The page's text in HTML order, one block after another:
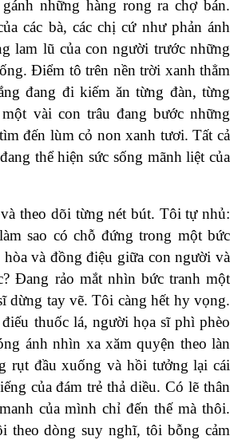
những hàng rong ra chợ bán.
các bà, các chị cứ như phản ánh
lam lũ của con người trước những
Điểm tô trên nền trời xanh thẳm
đang đi kiếm ăn từng đàn, từng
vài con trâu đang bước những
đến lùm cỏ non xanh tươi. Tất cả
thể hiện sức sống mãnh liệt của
theo dõi từng nét bút. Tôi tự nhủ:
sao có chỗ đứng trong một bức
và đồng điệu giữa con người và
Đang rảo mắt nhìn bức tranh một
dừng tay vẽ. Tôi càng hết hy vọng.
thuốc lá, người họa sĩ phì phèo
ánh nhìn xa xăm quyện theo làn
rụt đầu xuống và hồi tưởng lại cái
của đám trẻ thả diều. Có lẽ thân
của mình chỉ đến thế mà thôi.
theo dòng suy nghĩ, tôi bỗng cảm